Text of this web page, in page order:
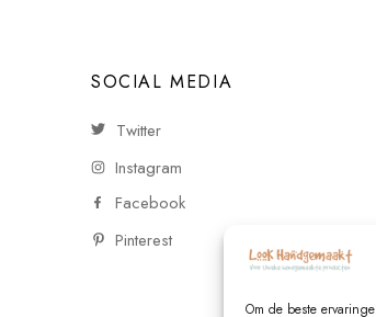
Om de beste
SOCIAL MEDIA
Twitter
Instagram
Facebook
Pinterest